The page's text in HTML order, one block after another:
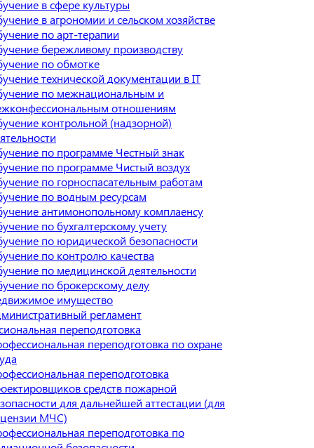
в сфере культуры
в агрономии и сельском хозяйстве
по арт-терапии
бережливому производству
по обмотке
технической документации в IT
по межнациональным и
отношениям
контрольной (надзорной)
по программе Честный знак
по программе Чистый воздух
по горноспасательным работам
по водным ресурсам
антимонопольному комплаенсу
по бухгалтерскому учету
по юридической безопасности
по контролю качества
по медицинской деятельности
по брокерскому делу
имущество
регламент
переподготовка
переподготовка по охране
переподготовка
средств пожарной
для дальнейшей аттестации (для
МЧС)
переподготовка по